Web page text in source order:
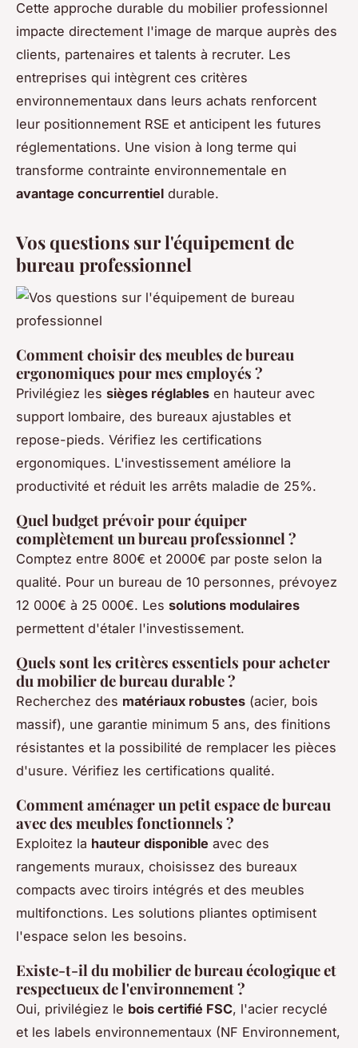
Cette approche durable du mobilier professionnel
impacte directement l'image de marque auprès des
clients, partenaires et talents à recruter. Les
entreprises qui intègrent ces critères
environnementaux dans leurs achats renforcent
leur positionnement RSE et anticipent les futures
réglementations. Une vision à long terme qui
transforme contrainte environnementale en
avantage concurrentiel durable.
Vos questions sur l'équipement de
bureau professionnel
Comment choisir des meubles de bureau
ergonomiques pour mes employés ?
Privilégiez les sièges réglables en hauteur avec
support lombaire, des bureaux ajustables et
repose-pieds. Vérifiez les certifications
ergonomiques. L'investissement améliore la
productivité et réduit les arrêts maladie de 25%.
Quel budget prévoir pour équiper
complètement un bureau professionnel ?
Comptez entre 800€ et 2000€ par poste selon la
qualité. Pour un bureau de 10 personnes, prévoyez
12 000€ à 25 000€. Les solutions modulaires
permettent d'étaler l'investissement.
Quels sont les critères essentiels pour acheter
du mobilier de bureau durable ?
Recherchez des matériaux robustes (acier, bois
massif), une garantie minimum 5 ans, des finitions
résistantes et la possibilité de remplacer les pièces
d'usure. Vérifiez les certifications qualité.
Comment aménager un petit espace de bureau
avec des meubles fonctionnels ?
Exploitez la hauteur disponible avec des
rangements muraux, choisissez des bureaux
compacts avec tiroirs intégrés et des meubles
multifonctions. Les solutions pliantes optimisent
l'espace selon les besoins.
Existe-t-il du mobilier de bureau écologique et
respectueux de l'environnement ?
Oui, privilégiez le bois certifié FSC, l'acier recyclé
et les labels environnementaux (NF Environnement,